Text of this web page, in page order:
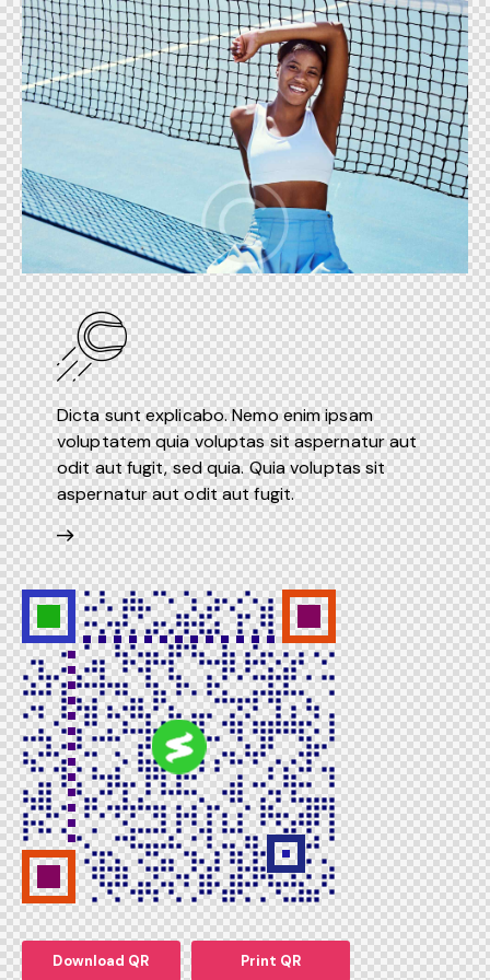
Dicta sunt explicabo. Nemo enim ipsam
voluptatem quia voluptas sit aspernatur aut
odit aut fugit, sed quia. Quia voluptas sit
aspernatur aut odit aut fugit.
Download QR Print QR